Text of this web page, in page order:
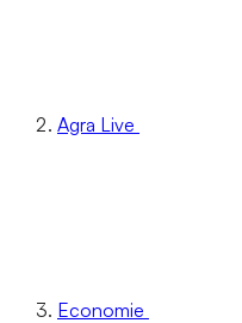
Agra Live
Economie